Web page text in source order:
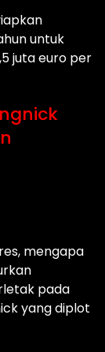
untuk
juta euro per
mengapa
pada
yang diplot